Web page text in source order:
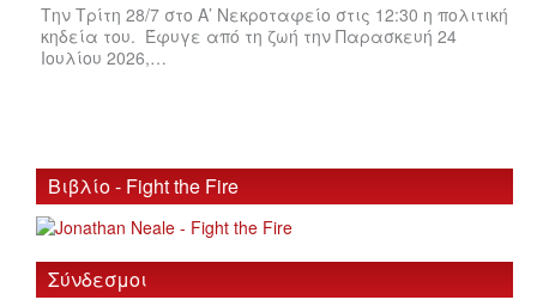
Την Τρίτη 28/7 στο Α’ Νεκροταφείο στις 12:30 η πολιτική
κηδεία του. Έφυγε από τη ζωή την Παρασκευή 24
Ιουλίου 2026,…
Βιβλίο - Fight the Fire
Σύνδεσμοι